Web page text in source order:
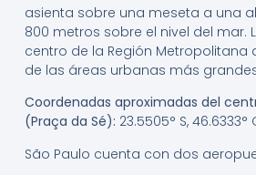
asienta sobre una meseta a una
800 metros sobre el nivel del mar.
centro de la Región Metropolitana
de las áreas urbanas más
Coordenadas aproximadas del
(Praça da Sé): 23.5505° S, 46.6333°
São Paulo cuenta con dos